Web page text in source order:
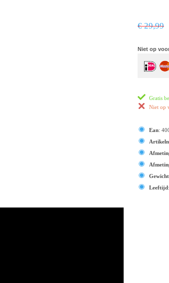
€ 29,99
Niet op
Gratis
Niet op
Ean:
Gewicht
Leeftijd: